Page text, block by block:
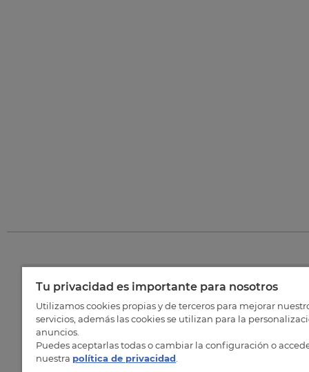
Tu privacidad es importante para nosotros
Utilizamos cookies propias y de terceros para mejorar
servicios, además las cookies se utilizan para la
anuncios.
Puedes aceptarlas todas o cambiar la configuración o
nuestra política de privacidad